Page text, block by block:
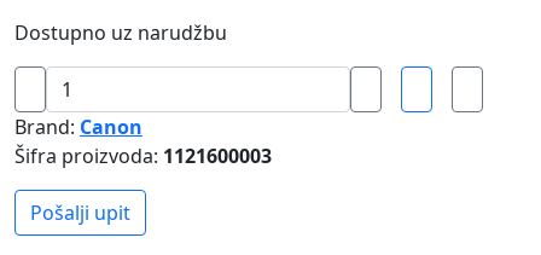
Dostupno uz narudžbu
Tintni
multifunkcionalni
uređaj
CANON
PIXMA
MX495
Brand: Canon
Šifra proizvoda: 1121600003
Pošalji upit